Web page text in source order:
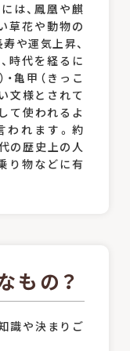
は、鳳凰や麒
草花や動物の
や運気上昇、
時代を経るに
亀甲（きっこ
文様とされて
て使われるよ
われます。約
の歴史上の人
り物などに有
もの？
識や決まりご